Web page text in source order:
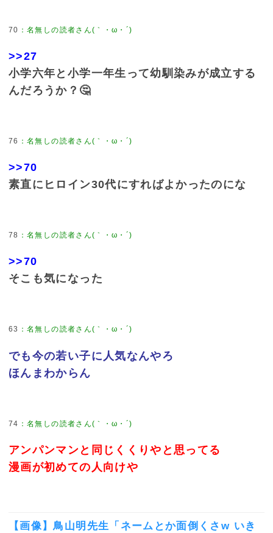
70 ：名無しの読者さん(｀・ω・´)
>>27
小学六年と小学一年生って幼馴染みが成立する
んだろうか？🤔
76 ：名無しの読者さん(｀・ω・´)
>>70
素直にヒロイン30代にすればよかったのにな
78 ：名無しの読者さん(｀・ω・´)
>>70
そこも気になった
63 ：名無しの読者さん(｀・ω・´)
でも今の若い子に人気なんやろ
ほんまわからん
74 ：名無しの読者さん(｀・ω・´)
アンパンマンと同じくくりやと思ってる
漫画が初めての人向けや
【画像】鳥山明先生「ネームとか面倒くさw いき